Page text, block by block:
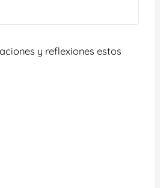
y reflexiones estos